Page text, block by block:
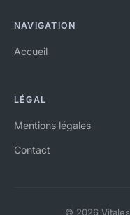
NAVIGATION
Accueil
LÉGAL
Mentions légales
Contact
© 2026